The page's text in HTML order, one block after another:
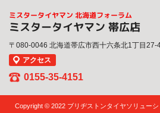
ミスタータイヤマン 北海道フォーラム
ミスタータイヤマン 帯広店
〒080-0046 北海道帯広市西十六条北1丁目27-
アクセス
0155-35-4151
Copyright © 2022 ブリヂストンタイヤソリュー